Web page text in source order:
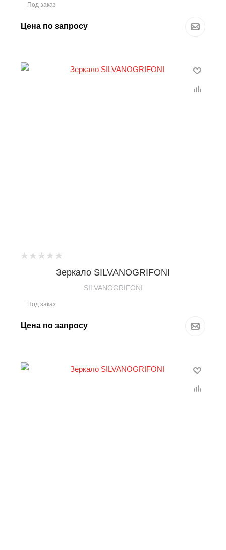
Под заказ
Цена по запросу
Зеркало SILVANOGRIFONI
SILVANOGRIFONI
Под заказ
Цена по запросу